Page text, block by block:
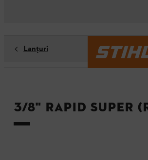
Lanţuri
3/8" Rapid Super